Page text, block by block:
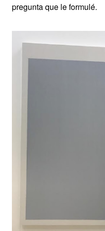
pregunta que le formulé.